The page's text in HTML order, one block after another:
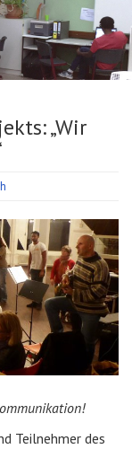
„Wir
Teilnehmer des